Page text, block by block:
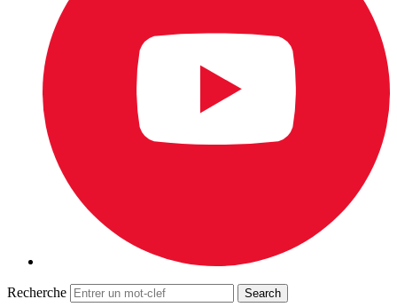
Recherche